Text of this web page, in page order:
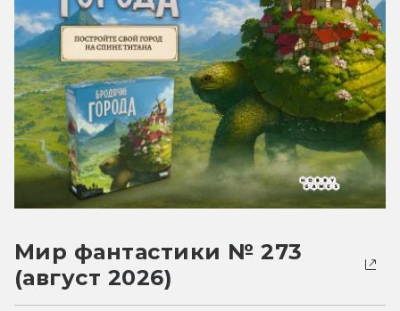
Мир фантастики № 273
(август 2026)